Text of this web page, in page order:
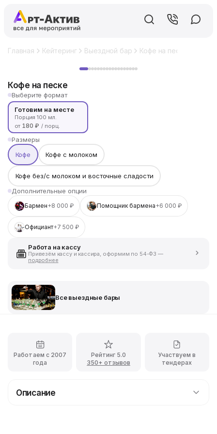
Главная Кейтеринг Выездной бар Кофе на песке
Кофе на песке
Выберите формат
Готовим на месте
Порция 100 мл.
от 180 ₽ / порц.
Размеры
Кофе
Кофе с молоком
Кофе без/с молоком и восточные сладости
Дополнительные опции
Бармен+8 000 ₽ Помощник бармена+6 000 ₽
Официант+7 500 ₽
Работа на кассу
Привезём кассу и кассира, оформим по 54-ФЗ —
подробнее
Все выездные бары
Работаем с 2007
года
Рейтинг 5.0
350+ отзывов
Участвуем в
тендерах
Описание